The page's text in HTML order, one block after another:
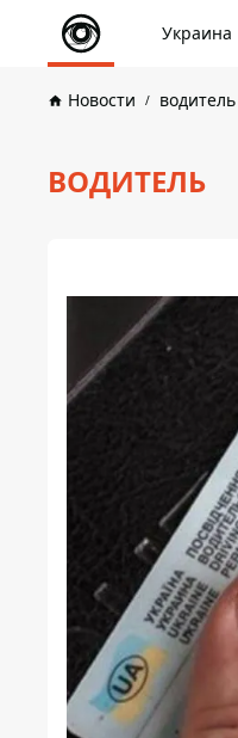
Украина
Новости водитель
ВОДИТЕЛЬ